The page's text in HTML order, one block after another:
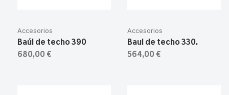
Accesorios
Baúl de techo 390
680,00 €
Accesorios
Baul de techo 330.
564,00 €